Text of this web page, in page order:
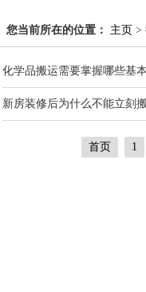
您当前所在的位置： 主页 >
化学品搬运需要掌握哪些基
新房装修后为什么不能立刻
首页 1